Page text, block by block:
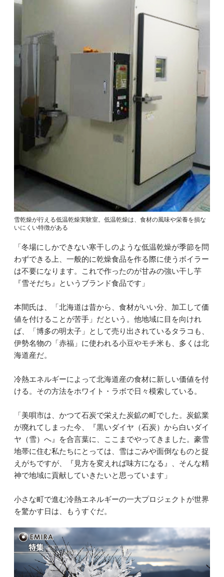
雪乾燥が行える低温乾燥実験室。低温乾燥は、食材の風味や栄養を損な
いにくい特徴がある
「冬場にしかできない寒干しのような低温乾燥が季節を問
わずできる上、一般的に乾燥食品を作る際に使うボイラー
は不要になります。これで作ったのが甘みの強い干し芋
『雪そだち』というブランド食品です」
本間氏は、「北海道は昔から、食材がいい分、加工して価
値を付けることが苦手」だという。他地域に目を向けれ
ば、「博多の明太子」として売り出されているタラコも、
伊勢名物の「赤福」に使われる小豆やモチ米も、多くは北
海道産だ。
冷熱エネルギーによって北海道産の食材に新しい価値を付
ける。その方法をホワイト・ラボで日々模索している。
「美唄市は、かつて石炭で栄えた炭鉱の町でした。炭鉱業
が廃れてしまった今、『黒いダイヤ（石炭）から白いダイ
ヤ（雪）へ』を合言葉に、ここまでやってきました。豪雪
地帯に住む私たちにとっては、雪はごみや面倒なものと捉
えがちですが、『見方を変えれば味方になる』、そんな精
神で地域に貢献していきたいと思っています」
小さな町で進む冷熱エネルギーの一大プロジェクトが世界
を驚かす日は、もうすぐだ。